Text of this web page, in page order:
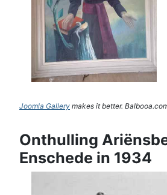
Joomla Gallery makes it better.
Onthulling
Enschede in 1934